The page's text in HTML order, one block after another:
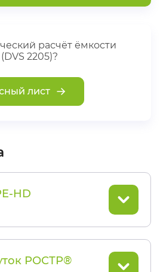
расчёт ёмкости
2205)?
лист
HD
РОСТР®